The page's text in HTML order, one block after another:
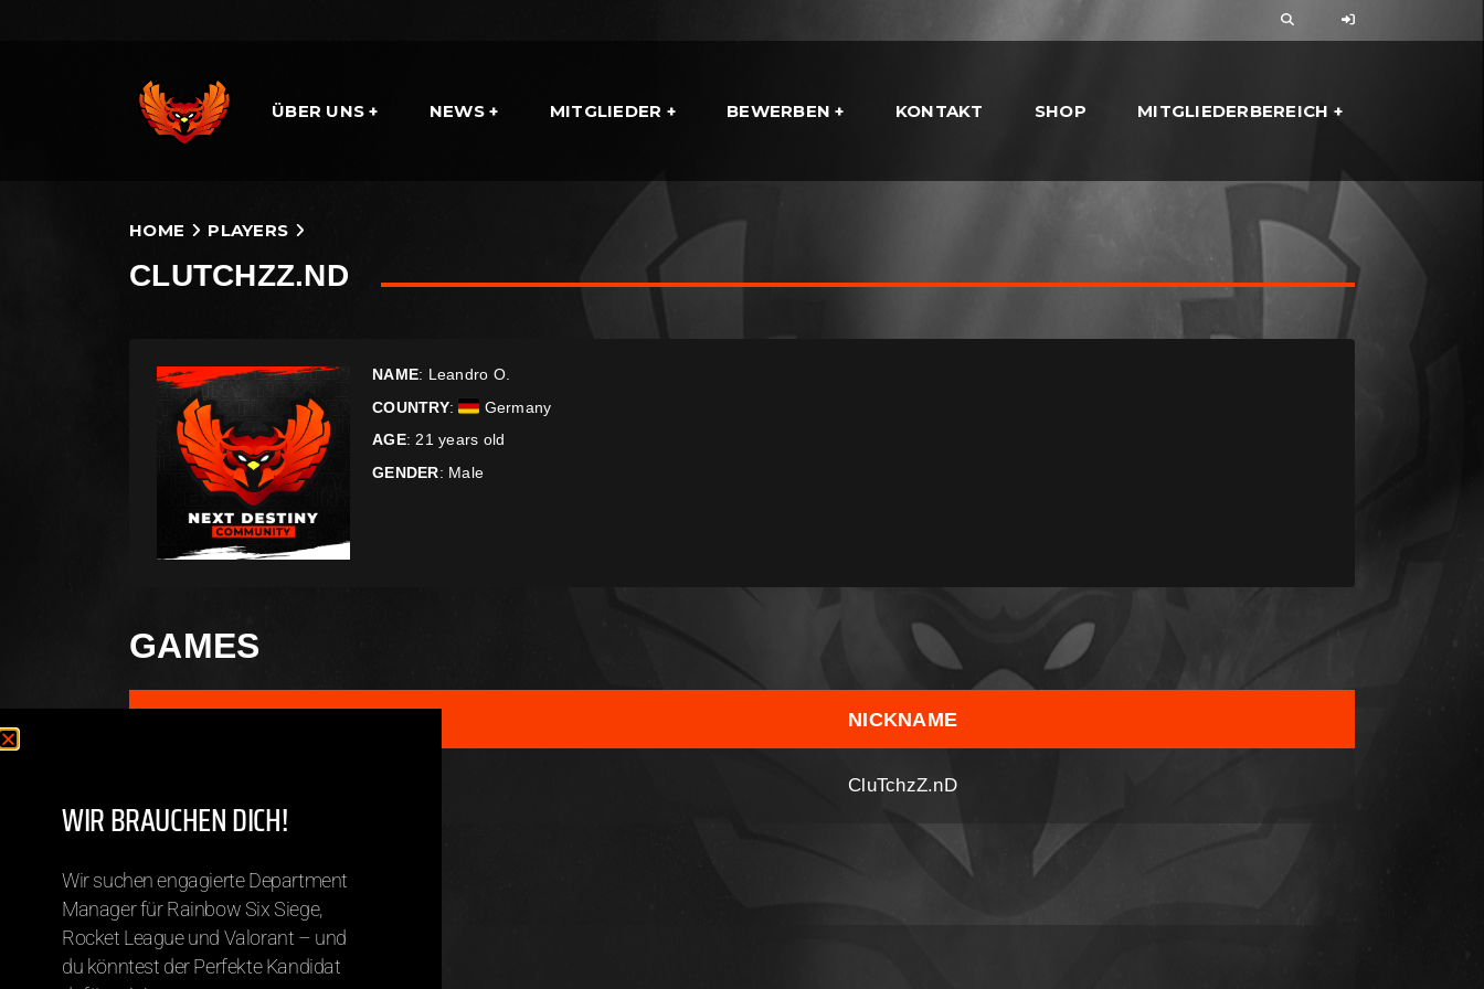
ÜBER UNS NEWS MITGLIEDER BEWERBEN KONTAKT SHOP MITGLIEDERBEREICH
HOME PLAYERS
CLUTCHZZ.ND
NAME: Leandro O.
COUNTRY:
Germany
AGE: 21 years old
GENDER: Male
GAMES
NICKNAME
CluTchzZ.nD
TEAMS
R6 – Team Shadows
WIR BRAUCHEN DICH!
Wir suchen engagierte Department
Manager für Rainbow Six Siege,
Rocket League und Valorant – und
du könntest der Perfekte Kandidat